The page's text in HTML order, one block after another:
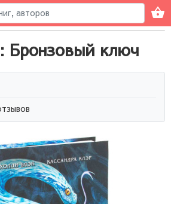
Бронзовый ключ